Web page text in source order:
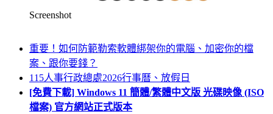
Screenshot
重要！如何防範勒索軟體綁架你的電腦、加密你的檔
案、跟你要錢？
115人事行政總處2026行事曆、放假日
[免費下載] Windows 11 簡體/繁體中文版 光碟映像 (ISO
檔案) 官方網站正式版本